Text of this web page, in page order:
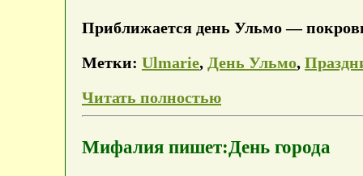
Приближается день Ульмо —
Метки: Ulmarie, День Ульмо,
Читать полностью
Мифалия пишет:День города